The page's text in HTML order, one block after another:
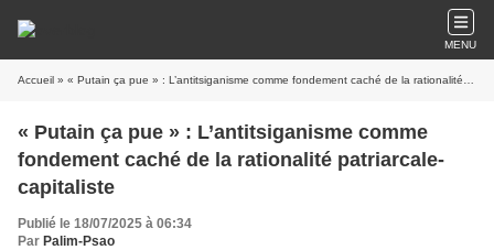
MENU
Accueil » « Putain ça pue » : L’antitsiganisme comme fondement caché de la rationalité patriarcale-capitaliste
« Putain ça pue » : L’antitsiganisme comme
fondement caché de la rationalité patriarcale-
capitaliste
Publié le 18/07/2025 à 06:34
Par Palim-Psao